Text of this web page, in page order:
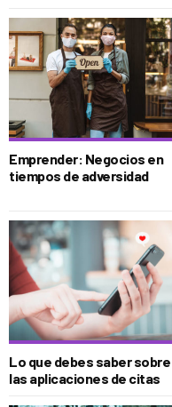
Emprender: Negocios en
tiempos de adversidad
Lo que debes saber sobre
las aplicaciones de citas